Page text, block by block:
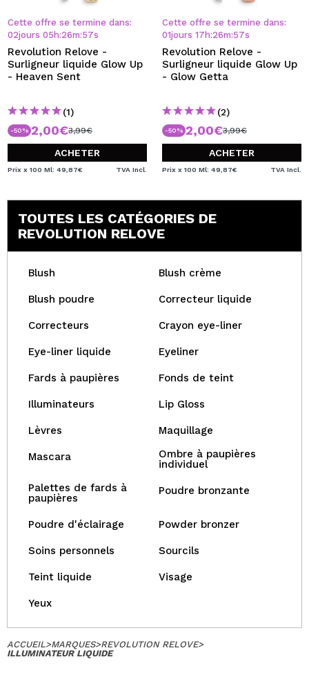
En créant un compte sur Maquibeauty.fr vous pourrez
effectuer vos achats rapidement, vérifier l'état de vos
commandes et consulter vos opérations précédentes.
CRÉER UN COMPTE
Cette offre se termine dans:
02jours 05 h:26m:57s
Revolution Relove -
Surligneur liquide Glow Up
- Heaven Sent
(1)
-50% 2,00€3,99€
ACHETER
Prix x 100 Ml: 49,87€ TVA Incl.
Cette offre se termine dans:
01jours 17 h:26m:57s
Revolution Relove -
Surligneur liquide Glow Up
- Glow Getta
(2)
-50% 2,00€3,99€
ACHETER
Prix x 100 Ml: 49,87€ TVA Incl.
TOUTES LES CATÉGORIES DE
REVOLUTION RELOVE
Blush Blush crème
Blush poudre Correcteur liquide
Correcteurs Crayon eye-liner
Eye-liner liquide Eyeliner
Fards à paupières Fonds de teint
Illuminateurs Lip Gloss
Lèvres Maquillage
Mascara
Ombre à paupières
individuel
Palettes de fards à
paupières
Poudre bronzante
Poudre d'éclairage Powder bronzer
Soins personnels Sourcils
Teint liquide Visage
Yeux
ACCUEIL>MARQUES>REVOLUTION RELOVE>
ILLUMINATEUR LIQUIDE